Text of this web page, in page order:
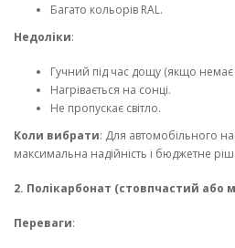
Багато кольорів RAL.
Недоліки:
Гучний під час дощу (якщо немає
Нагрівається на сонці.
Не пропускає світло.
Коли вибрати: Для автомобільного
максимальна надійність і бюджетне
2. Полікарбонат (стовпчастий або
Переваги: